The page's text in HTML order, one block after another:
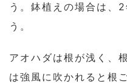
う。鉢植えの場合は、
う。
アオハダは根が浅く、
は強風に吹かれると根